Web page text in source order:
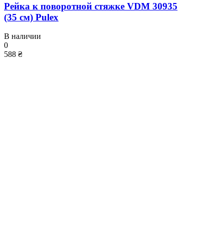
Рейка к поворотной стяжке VDM 30935
(35 см) Pulex
В наличии
0
588 ₴